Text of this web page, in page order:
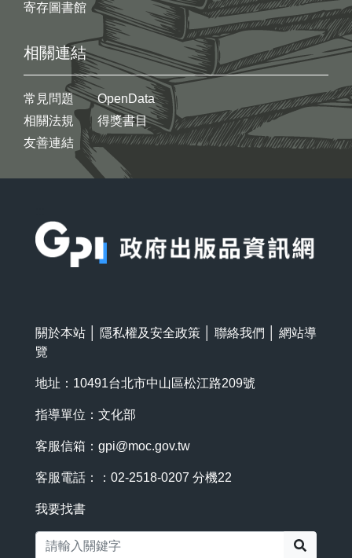
寄存圖書館
相關連結
常見問題
相關法規
友善連結
OpenData
得獎書目
關於本站 隱私權及安全政策 聯絡我們
網站導
覽
地址：10491台北市中山區松江路209號
指導單位：文化部
客服信箱： gpi@moc.gov.tw
客服電話：：02-2518-0207 分機22
我要找書